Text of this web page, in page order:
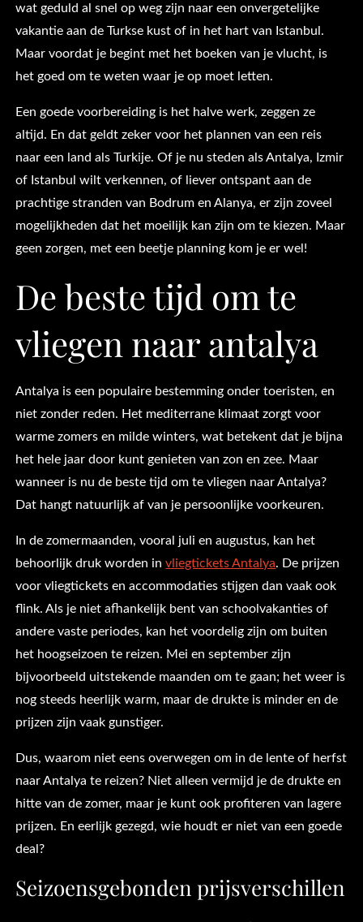
wat geduld al snel op weg zijn naar een onvergetelijke
vakantie aan de Turkse kust of in het hart van Istanbul.
Maar voordat je begint met het boeken van je vlucht, is
het goed om te weten waar je op moet letten.
Een goede voorbereiding is het halve werk, zeggen ze
altijd. En dat geldt zeker voor het plannen van een reis
naar een land als Turkije. Of je nu steden als Antalya, Izmir
of Istanbul wilt verkennen, of liever ontspant aan de
prachtige stranden van Bodrum en Alanya, er zijn zoveel
mogelijkheden dat het moeilijk kan zijn om te kiezen. Maar
geen zorgen, met een beetje planning kom je er wel!
De beste tijd om te
vliegen naar antalya
Antalya is een populaire bestemming onder toeristen, en
niet zonder reden. Het mediterrane klimaat zorgt voor
warme zomers en milde winters, wat betekent dat je bijna
het hele jaar door kunt genieten van zon en zee. Maar
wanneer is nu de beste tijd om te vliegen naar Antalya?
Dat hangt natuurlijk af van je persoonlijke voorkeuren.
In de zomermaanden, vooral juli en augustus, kan het
behoorlijk druk worden invliegtickets Antalya. De prijzen
voor vliegtickets en accommodaties stijgen dan vaak ook
flink. Als je niet afhankelijk bent van schoolvakanties of
andere vaste periodes, kan het voordelig zijn om buiten
het hoogseizoen te reizen. Mei en september zijn
bijvoorbeeld uitstekende maanden om te gaan; het weer is
nog steeds heerlijk warm, maar de drukte is minder en de
prijzen zijn vaak gunstiger.
Dus, waarom niet eens overwegen om in de lente of herfst
naar Antalya te reizen? Niet alleen vermijd je de drukte en
hitte van de zomer, maar je kunt ook profiteren van lagere
prijzen. En eerlijk gezegd, wie houdt er niet van een goede
deal?
Seizoensgebonden prijsverschillen